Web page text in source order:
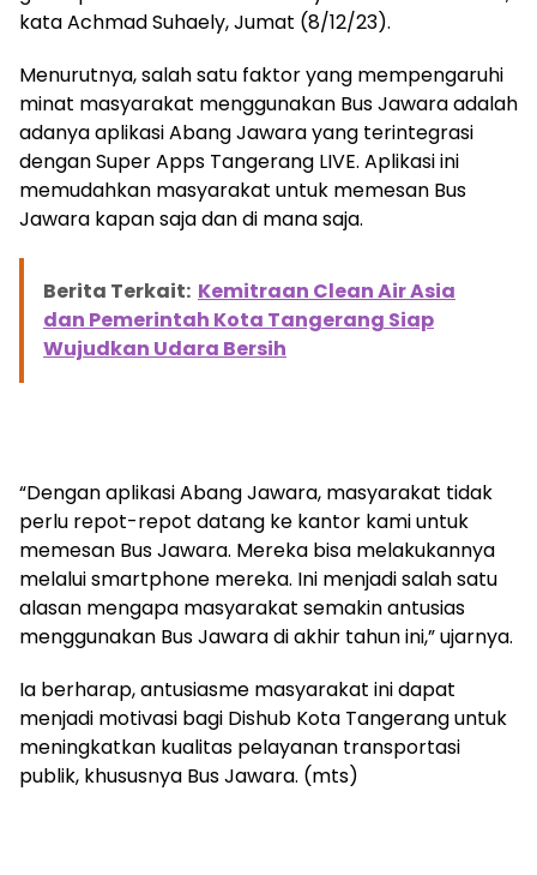
kata Achmad Suhaely, Jumat (8/12/23).
Menurutnya, salah satu faktor yang mempengaruhi
minat masyarakat menggunakan Bus Jawara adalah
adanya aplikasi Abang Jawara yang terintegrasi
dengan Super Apps Tangerang LIVE. Aplikasi ini
memudahkan masyarakat untuk memesan Bus
Jawara kapan saja dan di mana saja.
Berita Terkait: Kemitraan Clean Air Asia
dan Pemerintah Kota Tangerang Siap
Wujudkan Udara Bersih
“Dengan aplikasi Abang Jawara, masyarakat tidak
perlu repot-repot datang ke kantor kami untuk
memesan Bus Jawara. Mereka bisa melakukannya
melalui smartphone mereka. Ini menjadi salah satu
alasan mengapa masyarakat semakin antusias
menggunakan Bus Jawara di akhir tahun ini,” ujarnya.
Ia berharap, antusiasme masyarakat ini dapat
menjadi motivasi bagi Dishub Kota Tangerang untuk
meningkatkan kualitas pelayanan transportasi
publik, khususnya Bus Jawara. (mts)